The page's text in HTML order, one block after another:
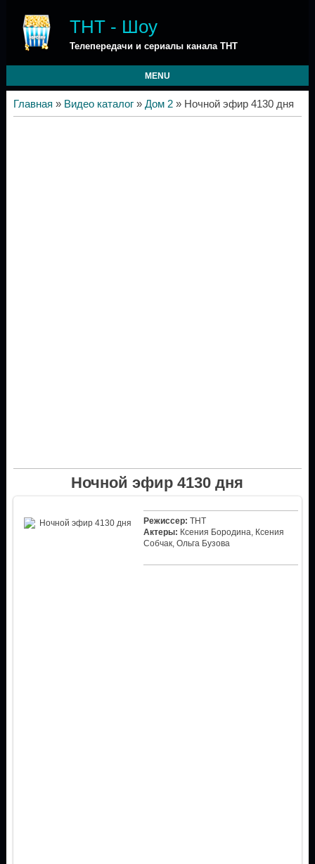
ТНТ - Шоу
Телепередачи и сериалы канала ТНТ
MENU
Главная » Видео каталог» Дом 2» Ночной эфир 4130 дня
Ночной эфир 4130 дня
Режиссер: ТНТ
Актеры: Ксения Бородина, Ксения
Собчак, Ольга Бузова